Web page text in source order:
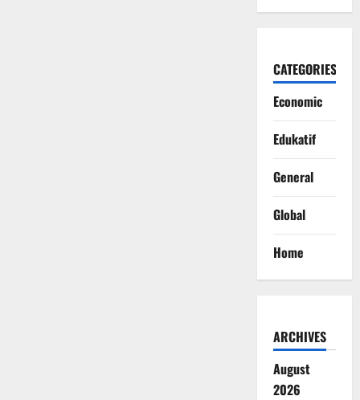
CATEGORIES
Economic
Edukatif
General
Global
Home
ARCHIVES
August
2026